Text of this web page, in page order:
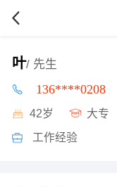
叶/ 先生
136****0208
42岁 大专
工作经验